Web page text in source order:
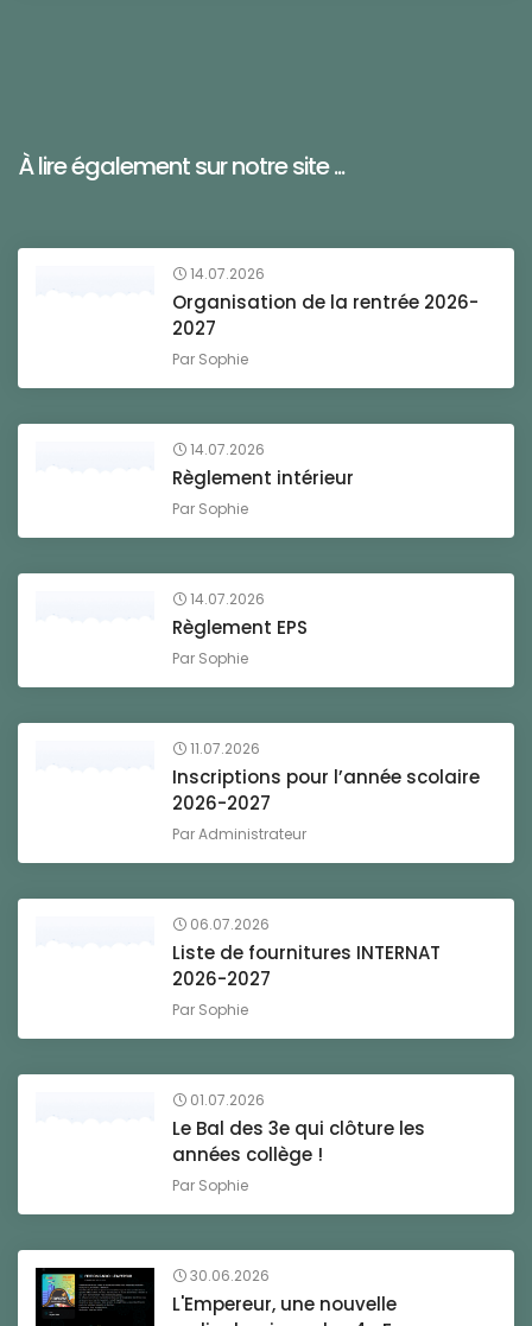
À lire également sur notre site ...
14.07.2026
Organisation de la rentrée 2026-
2027
Par Sophie
14.07.2026
Règlement intérieur
Par Sophie
14.07.2026
Règlement EPS
Par Sophie
11.07.2026
Inscriptions pour l’année scolaire
2026-2027
ParAdministrateur
06.07.2026
Liste de fournitures INTERNAT
2026-2027
Par Sophie
01.07.2026
Le Bal des 3e qui clôture les
années collège !
Par Sophie
30.06.2026
L'Empereur, une nouvelle